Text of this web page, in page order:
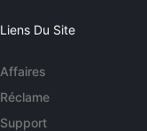
Liens Du Site
Affaires
Réclame
Support